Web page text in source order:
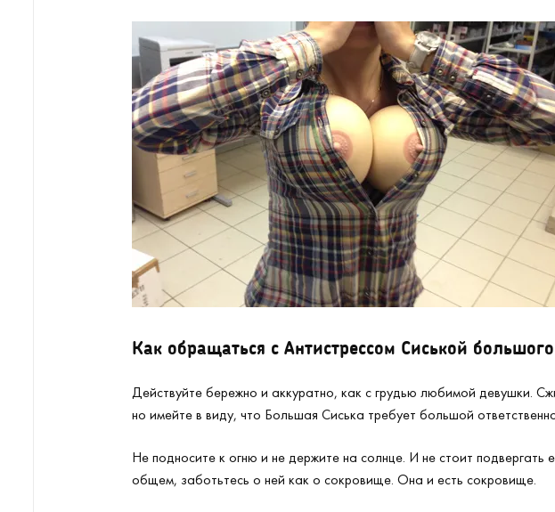
Как обращаться с Антистрессом Сиськой
Действуйте бережно и аккуратно, как с грудью любимой девушки.
но имейте в виду, что Большая Сиська требует большой
Не подносите к огню и не держите на солнце. И не стоит
общем, заботьтесь о ней как о сокровище. Она и есть сокровище.